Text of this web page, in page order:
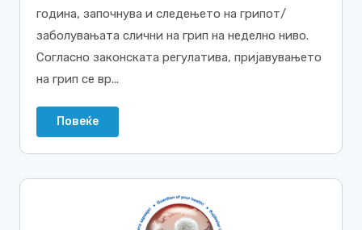
година, започнува и следењето на грипот/
заболувањата слични на грип на неделно ниво.
Согласно законската регулатива, пријавувањето
на грип се вр...
Повеќе